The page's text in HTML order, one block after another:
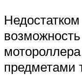
предметами